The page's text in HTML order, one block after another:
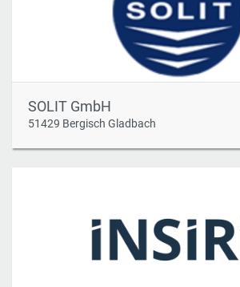
SOLIT GmbH
51429 Bergisch Gladbach